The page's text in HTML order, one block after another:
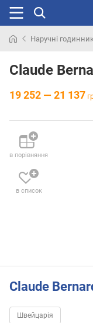
раніше
Наручні
Claude
19 252 — 21 137
в порівняння
в список
Claude
Швейцарія